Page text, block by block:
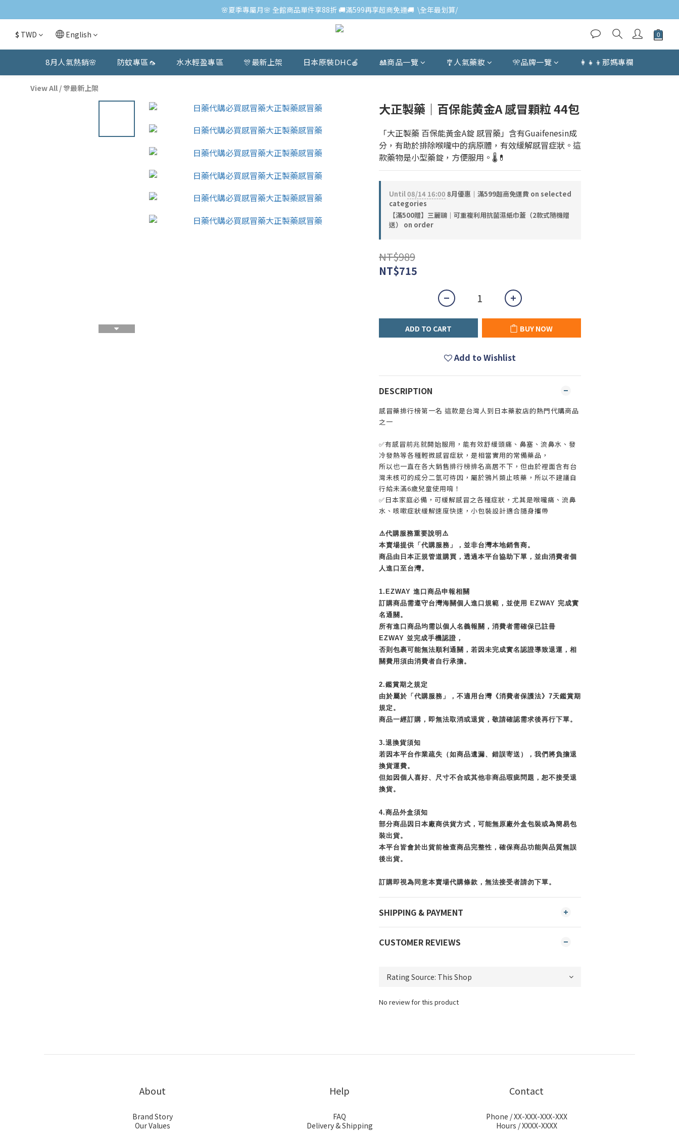
🌸夏季專屬月🌸 全館商品單件享88折 🚚滿599再享超商免運🚚  \全年最划算/
$ TWD English
8月人氣熱銷🌸 防蚊專區🦟 水水輕盈專區 🎊最新上架 日本原裝DHC🍎 🎎商品一覽 🎐人氣藥妝 🎌品牌一覽 👩‍👧‍👦那媽專欄
View All / 🎊最新上架
大正製藥｜百保能黄金A 感冒顆粒 44包
「大正製藥 百保能黃金A錠 感冒藥」含有Guaifenesin成
分，有助於排除喉嚨中的病原體，有效緩解感冒症狀。這
款藥物是小型藥錠，方便服用。🌡️💊
Until08/14 16:00 8月優惠｜滿599超商免運費 on selected
categories
【滿500贈】三麗鷗｜可重複利用抗菌濕紙巾蓋（2款式隨機贈
送） on order
NT$989
NT$715
ADD TO CART BUY NOW
Add to Wishlist
DESCRIPTION
感冒藥排行榜第一名 這款是台灣人到日本藥妝店的熱門代購商品
之一
✅有感冒前兆就開始服用，能有效舒緩頭痛、鼻塞、流鼻水、發
冷發熱等各種輕微感冒症狀，是相當實用的常備藥品，
所以也一直在各大銷售排行榜排名高居不下，但由於裡面含有台
灣未核可的成分二氫可待因，屬於鴉片類止咳藥，所以不建議自
行給未滿6歲兒童使用唷！
✅日本家庭必備，可緩解感冒之各種症狀，尤其是喉嚨痛、流鼻
水、咳嗽症狀緩解速度快速，小包裝設計適合隨身攜帶
⚠️代購服務重要說明⚠️
本賣場提供「代購服務」，並非台灣本地銷售商。
商品由日本正規管道購買，透過本平台協助下單，並由消費者個
人進口至台灣。
1.EZWAY 進口商品申報相關
訂購商品需遵守台灣海關個人進口規範，並使用 EZWAY 完成實
名通關。
所有進口商品均需以個人名義報關，消費者需確保已註冊
EZWAY 並完成手機認證，
否則包裹可能無法順利通關，若因未完成實名認證導致退運，相
關費用須由消費者自行承擔。
2.鑑賞期之規定
由於屬於「代購服務」，不適用台灣《消費者保護法》7天鑑賞期
規定。
商品一經訂購，即無法取消或退貨，敬請確認需求後再行下單。
3.退換貨須知
若因本平台作業疏失（如商品遺漏、錯誤寄送），我們將負擔退
換貨運費。
但如因個人喜好、尺寸不合或其他非商品瑕疵問題，恕不接受退
換貨。
4.商品外盒須知
部分商品因日本廠商供貨方式，可能無原廠外盒包裝或為簡易包
裝出貨。
本平台皆會於出貨前檢查商品完整性，確保商品功能與品質無誤
後出貨。
訂購即視為同意本賣場代購條款，無法接受者請勿下單。
SHIPPING & PAYMENT
CUSTOMER REVIEWS
No review for this product
About
Brand Story
Our Values
Help
FAQ
Delivery & Shipping
Contact
Phone / XX-XXX-XXX-XXX
Hours / XXXX-XXXX